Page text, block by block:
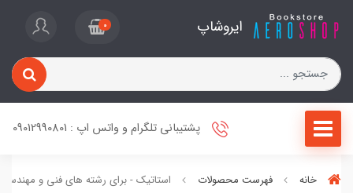
ایروشاپ 0
پشتیبانی تلگرام و واتس اپ : 09012990801
خانه فهرست محصولات استاتیک - برای رشته های فنی و مهندسی